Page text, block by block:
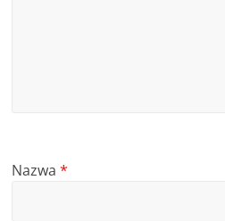
Nazwa*